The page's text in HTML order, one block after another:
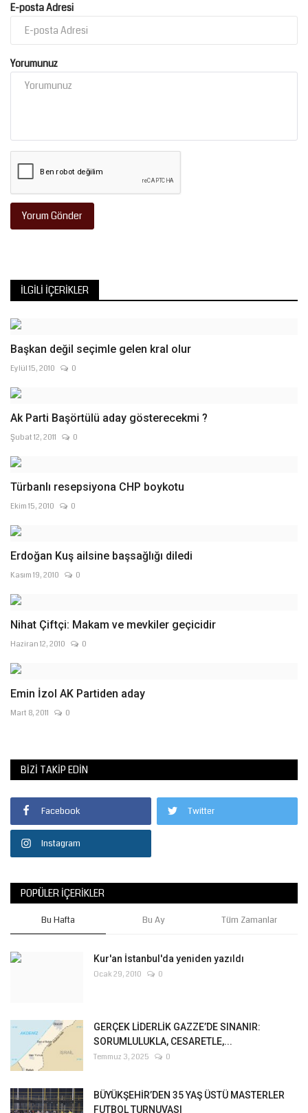
E-posta Adresi
Yorumunuz
Yorum Gönder
İLGILI İÇERIKLER
Başkan değil seçimle gelen kral olur
Eylül 15, 2010 0
Ak Parti Başörtülü aday gösterecekmi ?
Şubat 12, 2011 0
Türbanlı resepsiyona CHP boykotu
Ekim 15, 2010 0
Erdoğan Kuş ailsine başsağlığı diledi
Kasım 19, 2010 0
Nihat Çiftçi: Makam ve mevkiler geçicidir
Haziran 12, 2010 0
Emin İzol AK Partiden aday
Mart 8, 2011 0
BIZI TAKIP EDIN
Facebook Twitter
Instagram
POPÜLER İÇERIKLER
Bu Hafta Bu Ay Tüm Zamanlar
Kur'an İstanbul'da yeniden yazıldı
Ocak 29, 2010 0
GERÇEK LİDERLİK GAZZE’DE SINANIR:
SORUMLULUKLA, CESARETLE,...
Temmuz 3, 2025 0
BÜYÜKŞEHİR’DEN 35 YAŞ ÜSTÜ MASTERLER
FUTBOL TURNUVASI